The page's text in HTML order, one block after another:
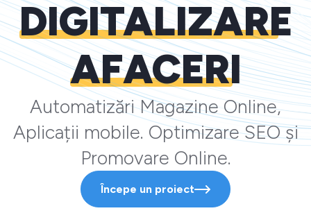
DIGITALIZARE
AFACERI
Automatizări Magazine Online,
Aplicații mobile. Optimizare SEO și
Promovare Online.
Începe un proiect